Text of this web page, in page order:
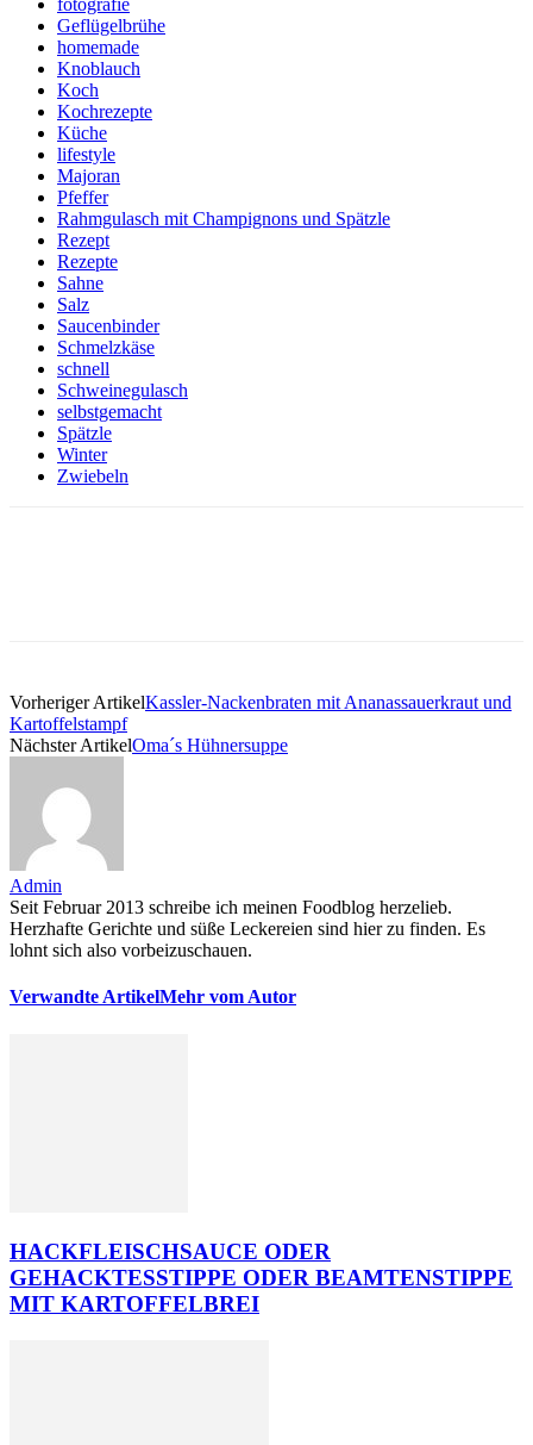
fotografie
Geflügelbrühe
homemade
Knoblauch
Koch
Kochrezepte
Küche
lifestyle
Majoran
Pfeffer
Rahmgulasch mit Champignons und Spätzle
Rezept
Rezepte
Sahne
Salz
Saucenbinder
Schmelzkäse
schnell
Schweinegulasch
selbstgemacht
Spätzle
Winter
Zwiebeln
Vorheriger ArtikelKassler-Nackenbraten mit Ananassauerkraut und
Kartoffelstampf
Nächster ArtikelOma´s Hühnersuppe
Admin
Seit Februar 2013 schreibe ich meinen Foodblog herzelieb.
Herzhafte Gerichte und süße Leckereien sind hier zu finden. Es
lohnt sich also vorbeizuschauen.
Verwandte ArtikelMehr vom Autor
HACKFLEISCHSAUCE ODER
GEHACKTESSTIPPE ODER BEAMTENSTIPPE
MIT KARTOFFELBREI